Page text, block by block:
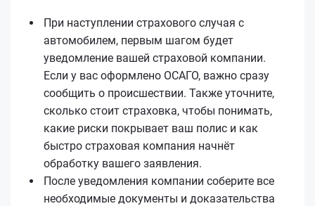
При наступлении страхового случая с
автомобилем, первым шагом будет
уведомление вашей страховой компании.
Если у вас оформлено ОСАГО, важно сразу
сообщить о происшествии. Также уточните,
сколько стоит страховка, чтобы понимать,
какие риски покрывает ваш полис и как
быстро страховая компания начнёт
обработку вашего заявления.
После уведомления компании соберите все
необходимые документы и доказательства